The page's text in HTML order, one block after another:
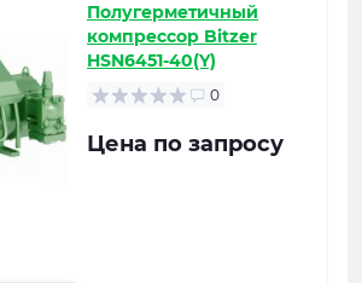
Полугерметичный
компрессор Bitzer
HSN6451-40(Y)
0
Цена по запросу